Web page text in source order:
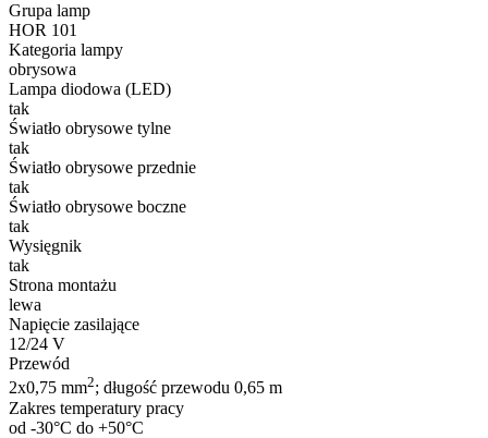
Grupa lamp
HOR 101
Kategoria lampy
obrysowa
Lampa diodowa (LED)
tak
Światło obrysowe tylne
tak
Światło obrysowe przednie
tak
Światło obrysowe boczne
tak
Wysięgnik
tak
Strona montażu
lewa
Napięcie zasilające
12/24 V
Przewód
2x0,75 mm2; długość przewodu 0,65 m
Zakres temperatury pracy
od -30°C do +50°C